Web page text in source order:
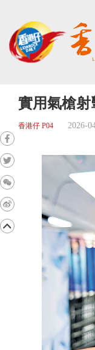
實用氣槍
香港仔 P04 2026-